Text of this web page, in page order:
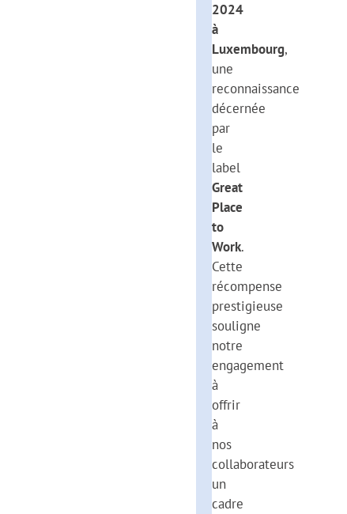
2024
à
Luxembourg,
une
reconnaissance
décernée
par
le
label
Great
Place
to
Work.
Cette
récompense
prestigieuse
souligne
notre
engagement
à
offrir
à
nos
collaborateurs
un
cadre